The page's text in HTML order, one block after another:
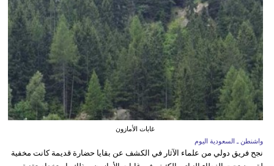
غابات الأمازون
واشنطن ـ السعودية اليوم
نجح فريق دولي من علماء الآثار في الكشف عن بقايا حضارة قديمة كانت مخفية